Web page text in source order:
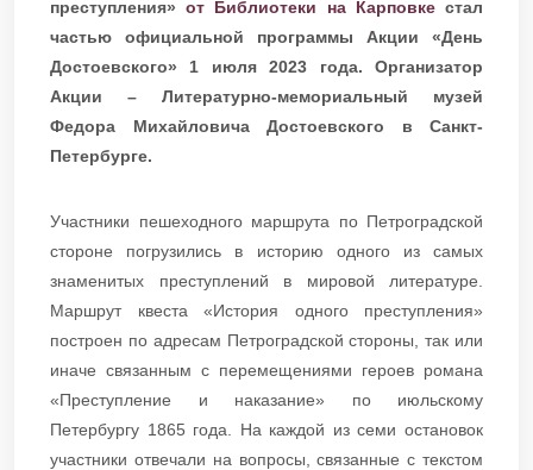
преступления»от Библиотеки на Карповкестал
частью официальной программы Акции «День
Достоевского» 1 июля 2023 года. Организатор
Акции – Литературно-мемориальный музей
Федора Михайловича Достоевского в Санкт-
Петербурге.
Участники пешеходного маршрута по Петроградской
стороне погрузились в историю одного из самых
знаменитых преступлений в мировой литературе.
Маршрут квеста «История одного преступления»
построен по адресам Петроградской стороны, так или
иначе связанным с перемещениями героев романа
«Преступление и наказание» по июльскому
Петербургу 1865 года. На каждой из семи остановок
участники отвечали на вопросы, связанные с текстом